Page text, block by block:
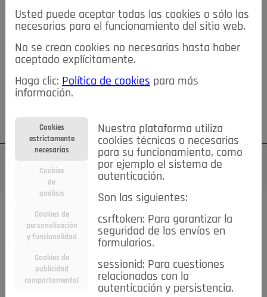
≡NOTICIAS
NOTICIAS SERVICIOS DE INTERÉS
TABLÓN DE ANUNCIOS MIS ANUNCIOS CONTACTO
NOSOTROS
Su cuenta Regístrese ¿Olvidó su contraseña?
Todas las noticias..
Caridad
Ciencia&Tecnología
Cultura
Deportes Economía
Educación
Entretenimiento
España
Estilo de Vida
Madrid Opinión IN
Pozuelo de Alarcón
Usted puede aceptar todas las cookies o sólo las
necesarias para el funcionamiento del sitio web.
No se crean cookies no necesarias hasta haber
aceptado explícitamente.
Haga clic: Política de cookies para más
información.
Cookies
estrictamente
necesarias
Cookies
de
análisis
Cookies de
personalización
y funcionalidad
Cookies de
publicidad
comportamental
Nuestra plataforma utiliza
cookies técnicas o necesarias
para su funcionamiento, como
por ejemplo el sistema de
autenticación.
Son las siguientes:
csrftoken: Para garantizar la
seguridad de los envíos en
formularios.
sessionid: Para cuestiones
relacionadas con la
autenticación y persistencia.